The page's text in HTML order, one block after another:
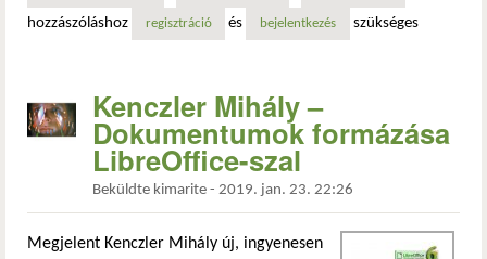
hozzászóláshoz regisztráció és bejelentkezés szükséges
Kenczler Mihály –
Dokumentumok formázása
LibreOffice-szal
Beküldte kimarite - 2019. jan. 23. 22:26
Megjelent Kenczler Mihály új, ingyenesen